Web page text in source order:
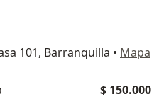
101, Barranquilla • Mapa
$ 150.000